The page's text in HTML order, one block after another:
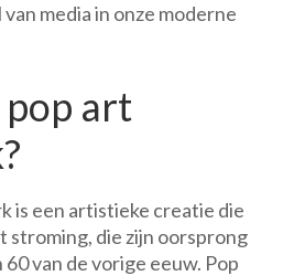
media in onze moderne
art
is een artistieke creatie die
stroming, die zijn oorsprong
van de vorige eeuw. Pop